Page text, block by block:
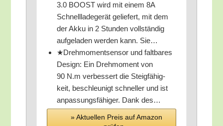
3.0 BOOST wird mit einem 8A
Schnell­la­de­ge­rät gelie­fert, mit dem
der Akku in 2 Stun­den voll­stän­dig
auf­ge­la­den wer­den kann. Sie…
★Dreh­mo­ment­sen­sor und falt­ba­res
Design: Ein Dreh­mo­ment von
90 N.m ver­bes­sert die Steig­fä­hig­
keit, beschleu­nigt schnel­ler und ist
anpas­sungs­fä­hi­ger. Dank des…
» Aktu­el­len Preis auf Ama­zon